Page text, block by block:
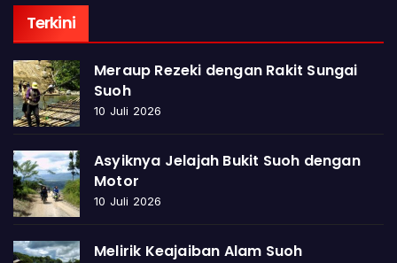
Terkini
Meraup Rezeki dengan Rakit Sungai
Suoh
10 Juli 2026
Asyiknya Jelajah Bukit Suoh dengan
Motor
10 Juli 2026
Melirik Keajaiban Alam Suoh